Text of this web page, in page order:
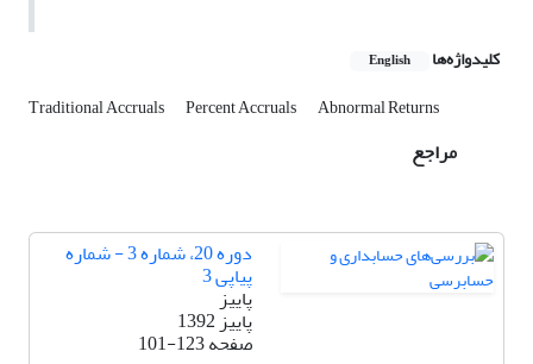
کلیدواژه‌ها English
Traditional Accruals Percent Accruals Abnormal Returns
مراجع
دوره 20، شماره 3 - شماره
پیاپی 3
پاییز
پاییز 1392
صفحه101-123